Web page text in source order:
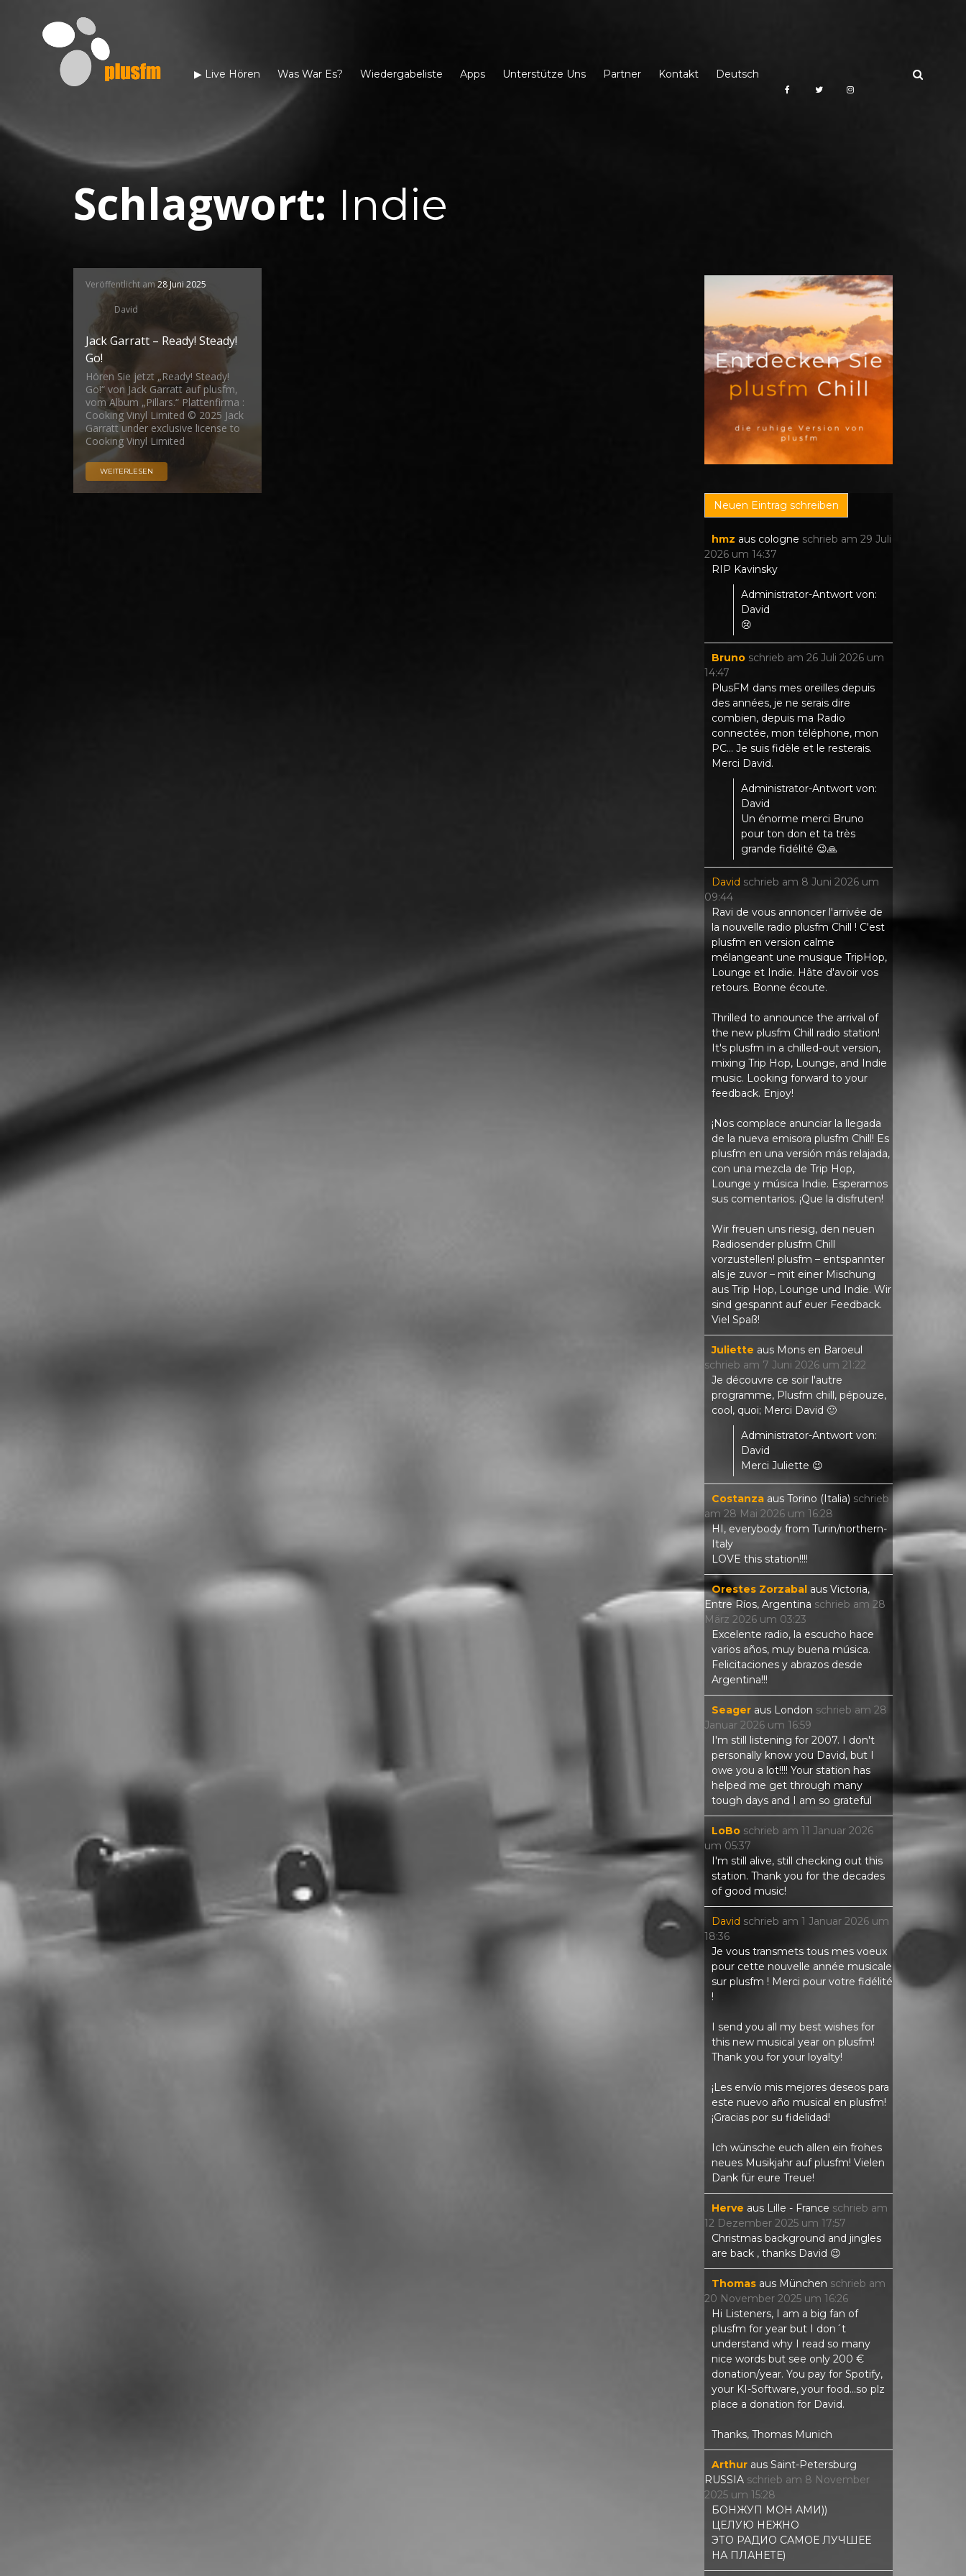
▶︎ Live Hören Was War Es? Wiedergabeliste Apps Unterstütze Uns Partner Kontakt Deutsch
Schlagwort: Indie
Veröffentlicht am28 Juni 2025
David
Jack Garratt – Ready! Steady!
Go!
Hören Sie jetzt „Ready! Steady!
Go!“ von Jack Garratt auf plusfm,
vom Album „Pillars.“ Plattenfirma :
Cooking Vinyl Limited © 2025 Jack
Garratt under exclusive license to
Cooking Vinyl Limited
WEITERLESEN
hmz aus cologne schrieb am 29 Juli
2026 um 14:37
RIP Kavinsky
Administrator-Antwort von:
David
😢
Bruno schrieb am 26 Juli 2026 um
14:47
PlusFM dans mes oreilles depuis
des années, je ne serais dire
combien, depuis ma Radio
connectée, mon téléphone, mon
PC... Je suis fidèle et le resterais.
Merci David.
Administrator-Antwort von:
David
Un énorme merci Bruno
pour ton don et ta très
grande fidélité 😉🙏
David schrieb am 8 Juni 2026 um
09:44
Ravi de vous annoncer l'arrivée de
la nouvelle radio plusfm Chill ! C'est
plusfm en version calme
mélangeant une musique TripHop,
Lounge et Indie. Hâte d'avoir vos
retours. Bonne écoute.
Thrilled to announce the arrival of
the new plusfm Chill radio station!
It's plusfm in a chilled-out version,
mixing Trip Hop, Lounge, and Indie
music. Looking forward to your
feedback. Enjoy!
¡Nos complace anunciar la llegada
de la nueva emisora ​​plusfm Chill! Es
plusfm en una versión más relajada,
con una mezcla de Trip Hop,
Lounge y música Indie. Esperamos
sus comentarios. ¡Que la disfruten!
Wir freuen uns riesig, den neuen
Radiosender plusfm Chill
vorzustellen! plusfm – entspannter
als je zuvor – mit einer Mischung
aus Trip Hop, Lounge und Indie. Wir
sind gespannt auf euer Feedback.
Viel Spaß!
Juliette aus Mons en Baroeul
schrieb am 7 Juni 2026 um 21:22
Je découvre ce soir l'autre
programme, Plusfm chill, pépouze,
cool, quoi; Merci David 🙂
Administrator-Antwort von:
David
Merci Juliette 😉
Costanza aus Torino (Italia) schrieb
am 28 Mai 2026 um 16:28
HI, everybody from Turin/northern-
Italy
LOVE this station!!!!
Orestes Zorzabal aus Victoria,
Entre Ríos, Argentina schrieb am 28
März 2026 um 03:23
Excelente radio, la escucho hace
varios años, muy buena música.
Felicitaciones y abrazos desde
Argentina!!!
Seager aus London schrieb am 28
Januar 2026 um 16:59
I'm still listening for 2007. I don't
personally know you David, but I
owe you a lot!!!! Your station has
helped me get through many
tough days and I am so grateful
LoBo schrieb am 11 Januar 2026
um 05:37
I'm still alive, still checking out this
station. Thank you for the decades
of good music!
David schrieb am 1 Januar 2026 um
18:36
Je vous transmets tous mes voeux
pour cette nouvelle année musicale
sur plusfm ! Merci pour votre fidélité
!
I send you all my best wishes for
this new musical year on plusfm!
Thank you for your loyalty!
¡Les envío mis mejores deseos para
este nuevo año musical en plusfm!
¡Gracias por su fidelidad!
Ich wünsche euch allen ein frohes
neues Musikjahr auf plusfm! Vielen
Dank für eure Treue!
Herve aus Lille - France schrieb am
12 Dezember 2025 um 17:57
Christmas background and jingles
are back , thanks David 😉
Thomas aus München schrieb am
20 November 2025 um 16:26
Hi Listeners, I am a big fan of
plusfm for year but I don´t
understand why I read so many
nice words but see only 200 €
donation/year. You pay for Spotify,
your KI-Software, your food...so plz
place a donation for David.
Thanks, Thomas Munich
Arthur aus Saint-Petersburg
RUSSIA schrieb am 8 November
2025 um 15:28
БОНЖУП МОН АМИ))
ЦЕЛУЮ НЕЖНО
ЭТО РАДИО САМОЕ ЛУЧШЕЕ
НА ПЛАНЕТЕ)